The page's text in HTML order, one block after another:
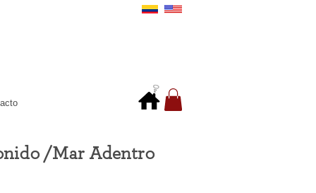
/Mar Adentro